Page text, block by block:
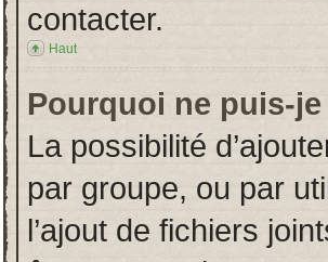
contacter.
Haut
Pourquoi ne puis-
La possibilité
par groupe, ou par
l’ajout de fichiers